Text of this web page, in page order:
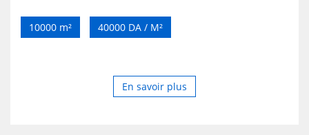
10000 m² 40000 DA / M²
En savoir plus